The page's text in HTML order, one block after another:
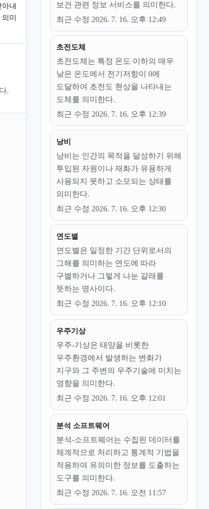
내
미
.
보건 관련 정보 서비스를 의미한다.
최근 수정 2026. 7. 16. 오후 12:49
초전도체
초전도체는 특정 온도 이하의 매우
낮은 온도에서 전기저항이 0에
도달하여 초전도 현상을 나타내는
도체를 의미한다.
최근 수정 2026. 7. 16. 오후 12:39
낭비
낭비는 인간의 목적을 달성하기 위해
투입된 자원이나 재화가 유용하게
사용되지 못하고 소모되는 상태를
의미한다.
최근 수정 2026. 7. 16. 오후 12:30
연도별
연도별은 일정한 기간 단위로서의
그해를 의미하는 연도에 따라
구별하거나 그렇게 나눈 갈래를
뜻하는 명사이다.
최근 수정 2026. 7. 16. 오후 12:10
우주기상
우주-기상은 태양을 비롯한
우주환경에서 발생하는 변화가
지구와 그 주변의 우주기술에 미치는
영향을 의미한다.
최근 수정 2026. 7. 16. 오후 12:01
분석 소프트웨어
분석-소프트웨어는 수집된 데이터를
체계적으로 처리하고 통계적 기법을
적용하여 유의미한 정보를 도출하는
도구를 의미한다.
최근 수정 2026. 7. 16. 오전 11:57